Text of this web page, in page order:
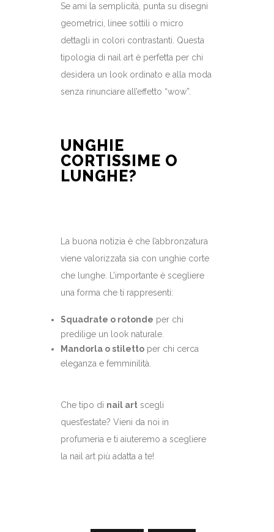
Se ami la semplicità, punta su disegni
geometrici, linee sottili o micro
dettagli in colori contrastanti. Questa
tipologia di nail art è perfetta per chi
desidera un look ordinato e alla moda
senza rinunciare all’effetto “wow”.
UNGHIE
CORTISSIME O
LUNGHE?
La buona notizia è che l’abbronzatura
viene valorizzata sia con unghie corte
che lunghe. L’importante è scegliere
una forma che ti rappresenti:
Squadrate o rotonde per chi
predilige un look naturale.
Mandorla o stiletto per chi cerca
eleganza e femminilità.
Che tipo di nail art scegli
quest’estate? Vieni da noi in
profumeria e ti aiuteremo a scegliere
la nail art più adatta a te!